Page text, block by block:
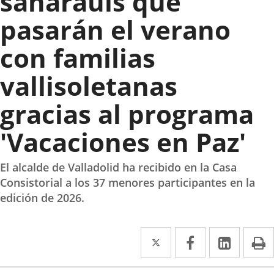
pasarán el verano
con familias
vallisoletanas
gracias al programa
'Vacaciones en Paz'
El alcalde de Valladolid ha recibido en la Casa
Consistorial a los 37 menores participantes en la
edición de 2026.
Twitter
Enlace
a
Facebook
Enlace
a
Enlace
a